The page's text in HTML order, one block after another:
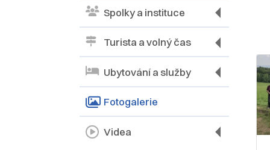
Spolky a instituce
Turista a volný čas
Ubytování a služby
Fotogalerie
Videa